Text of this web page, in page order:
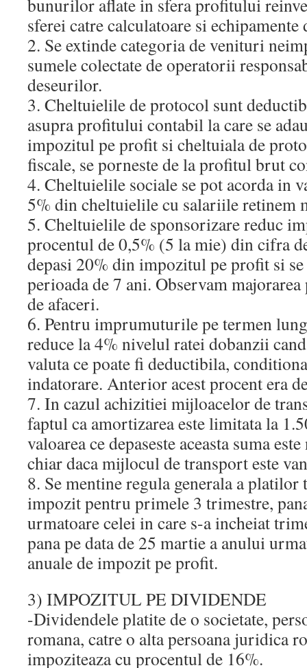
bunurilor aflate in sfera profitului
sferei catre calculatoare si echipamente
2. Se extinde categoria de venituri
sumele colectate de operatorii
deseurilor.
3. Cheltuielile de protocol sunt
asupra profitului contabil la care se
impozitul pe profit si cheltuiala de
fiscale, se porneste de la profitul brut
4. Cheltuielile sociale se pot acorda in
5% din cheltuielile cu salariile retinem
5. Cheltuielile de sponsorizare reduc
procentul de 0,5% (5 la mie) din cifra
depasi 20% din impozitul pe profit si
perioada de 7 ani. Observam
de afaceri.
6. Pentru imprumuturile pe termen
reduce la 4% nivelul ratei dobanzii
valuta ce poate fi deductibila,
indatorare. Anterior acest procent era
7. In cazul achizitiei mijloacelor de
faptul ca amortizarea este limitata la
valoarea ce depaseste aceasta suma
chiar daca mijlocul de transport este
8. Se mentine regula generala a
impozit pentru primele 3 trimestre,
urmatoare celei in care s-a incheiat
pana pe data de 25 martie a anului
anuale de impozit pe profit.
3) IMPOZITUL PE DIVIDENDE
-Dividendele platite de o societate,
romana, catre o alta persoana juridica
impoziteaza cu procentul de 16%.